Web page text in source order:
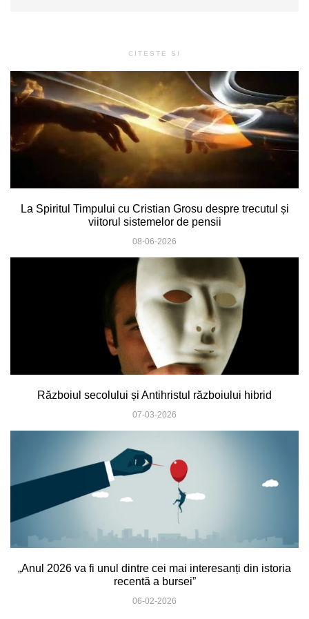
CITESTE SI
La Spiritul Timpului cu Cristian Grosu despre trecutul și
viitorul sistemelor de pensii
08-06-2026
Războiul secolului și Antihristul războiului hibrid
07-03-2026
„Anul 2026 va fi unul dintre cei mai interesanți din istoria
recentă a bursei”
06-02-2026